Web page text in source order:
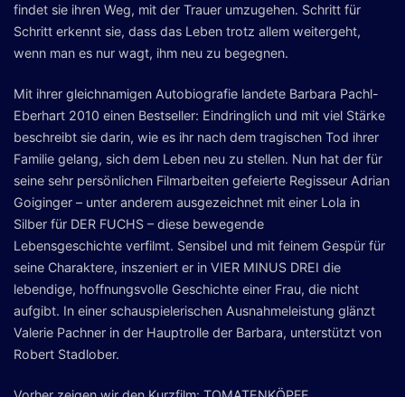
findet sie ihren Weg, mit der Trauer umzugehen. Schritt für
Schritt erkennt sie, dass das Leben trotz allem weitergeht,
wenn man es nur wagt, ihm neu zu begegnen.
Mit ihrer gleichnamigen Autobiografie landete Barbara Pachl-
Eberhart 2010 einen Bestseller: Eindringlich und mit viel Stärke
beschreibt sie darin, wie es ihr nach dem tragischen Tod ihrer
Familie gelang, sich dem Leben neu zu stellen. Nun hat der für
seine sehr persönlichen Filmarbeiten gefeierte Regisseur Adrian
Goiginger – unter anderem ausgezeichnet mit einer Lola in
Silber für DER FUCHS – diese bewegende
Lebensgeschichte verfilmt. Sensibel und mit feinem Gespür für
seine Charaktere, inszeniert er in VIER MINUS DREI die
lebendige, hoffnungsvolle Geschichte einer Frau, die nicht
aufgibt. In einer schauspielerischen Ausnahmeleistung glänzt
Valerie Pachner in der Hauptrolle der Barbara, unterstützt von
Robert Stadlober.